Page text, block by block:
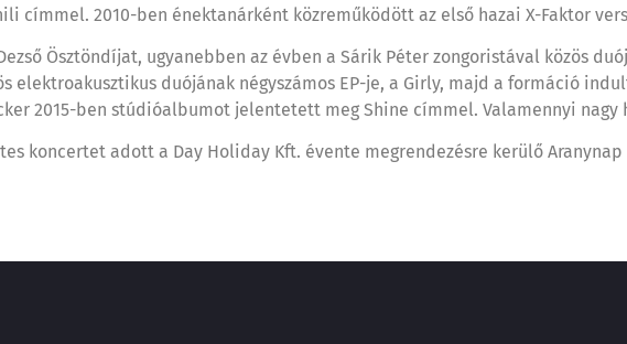
címmel. 2010-ben énektanárként közreműködött az első hazai X-Faktor
Ösztöndíjat, ugyanebben az évben a Sárik Péter zongoristával közös
elektroakusztikus duójának négyszámos EP-je, a Girly, majd a formáció
2015-ben stúdióalbumot jelentetett meg Shine címmel. Valamennyi
koncertet adott a Day Holiday Kft. évente megrendezésre kerülő